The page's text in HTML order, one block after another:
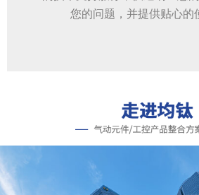
您的问题，并提供贴心的